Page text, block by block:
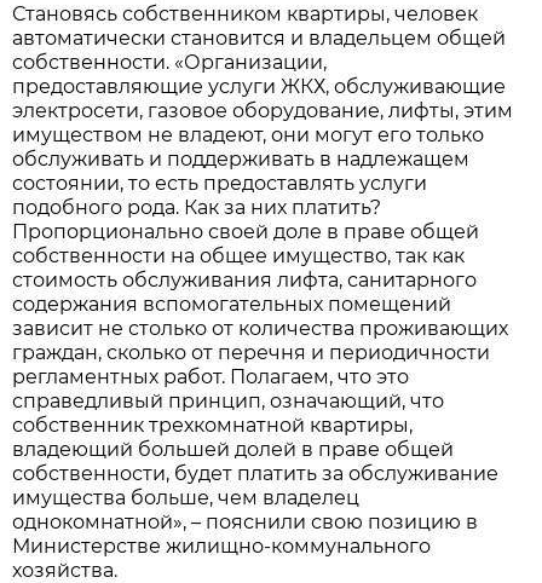
Становясь собственником квартиры, человек
автоматически становится и владельцем общей
собственности. «Организации,
предоставляющие услуги ЖКХ, обслуживающие
электросети, газовое оборудование, лифты, этим
имуществом не владеют, они могут его только
обслуживать и поддерживать в надлежащем
состоянии, то есть предоставлять услуги
подобного рода. Как за них платить?
Пропорционально своей доле в праве общей
собственности на общее имущество, так как
стоимость обслуживания лифта, санитарного
содержания вспомогательных помещений
зависит не столько от количества проживающих
граждан, сколько от перечня и периодичности
регламентных работ. Полагаем, что это
справедливый принцип, означающий, что
собственник трехкомнатной квартиры,
владеющий большей долей в праве общей
собственности, будет платить за обслуживание
имущества больше, чем владелец
однокомнатной», – пояснили свою позицию в
Министерстве жилищно-коммунального
хозяйства.